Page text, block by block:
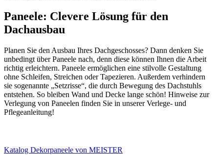
Paneele: Clevere Lösung für den
Dachausbau
Planen Sie den Ausbau Ihres Dachgeschosses? Dann denken Sie
unbedingt über Paneele nach, denn diese können Ihnen die Arbeit
richtig erleichtern. Paneele ermöglichen eine stilvolle Gestaltung
ohne Schleifen, Streichen oder Tapezieren. Außerdem verhindern
sie sogenannte „Setzrisse“, die durch Bewegung des Dachstuhls
entstehen. So bleiben Wand und Decke lange schön! Hinweise zur
Verlegung von Paneelen finden Sie in unserer Verlege- und
Pflegeanleitung!
Katalog Dekorpaneele von MEISTER